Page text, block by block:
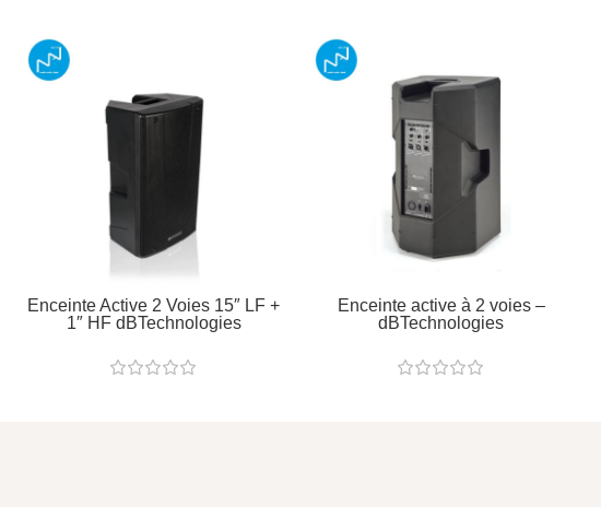
Enceinte Active 2 Voies 15″ LF +
1″ HF dBTechnologies
Enceinte active à 2 voies –
dBTechnologies